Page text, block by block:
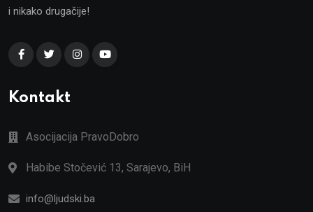
i nikako drugačije!
Kontakt
Asocijacija PravoDobro
Habibe Stočević 13, Sarajevo, BiH
info@ljudski.ba